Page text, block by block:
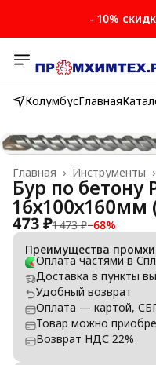
- 10%
КолумбусГлавная
Инструменты ›
Главная ›
Бур по бетону
16х100х160мм
473 ₽1 473 ₽−68%
Преимущества
Оплата частями в
Доставка в пункты
Удобный возврат
Оплата — картой,
Товар можно
Возврат НДС 22%